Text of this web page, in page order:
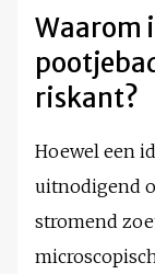
Waarom
riskant?
Hoewel een
uitnodigend
stromend